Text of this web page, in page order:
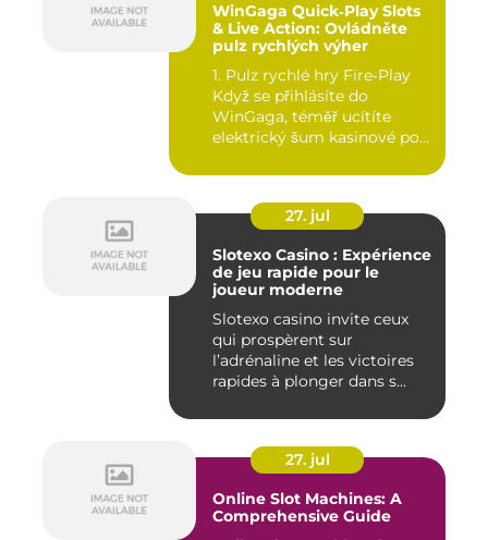
WinGaga Quick‑Play Slots
& Live Action: Ovládněte
pulz rychlých výher
1. Pulz rychlé hry Fire‑Play
Když se přihlásíte do
WinGaga, téměř ucítíte
elektrický šum kasinové po...
27. jul
Slotexo Casino : Expérience
de jeu rapide pour le
joueur moderne
Slotexo casino invite ceux
qui prospèrent sur
l’adrénaline et les victoires
rapides à plonger dans s...
27. jul
Online Slot Machines: A
Comprehensive Guide